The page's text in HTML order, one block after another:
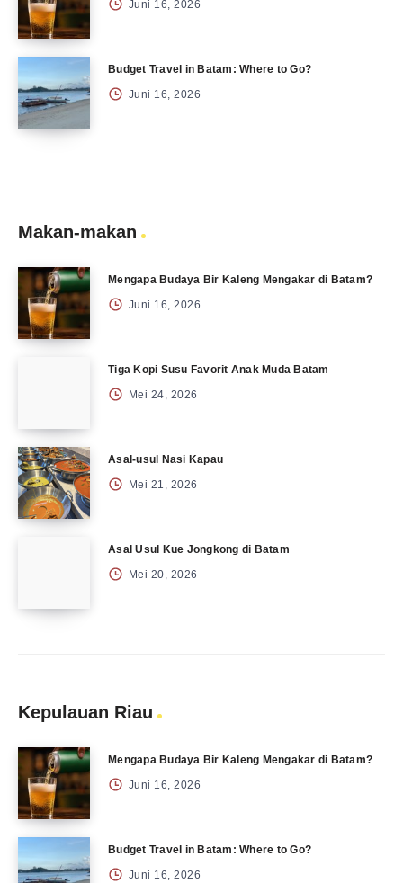
Juni 16, 2026
Budget Travel in Batam: Where to Go?
Juni 16, 2026
Makan-makan
Mengapa Budaya Bir Kaleng Mengakar di Batam?
Juni 16, 2026
Tiga Kopi Susu Favorit Anak Muda Batam
Mei 24, 2026
Asal-usul Nasi Kapau
Mei 21, 2026
Asal Usul Kue Jongkong di Batam
Mei 20, 2026
Kepulauan Riau
Mengapa Budaya Bir Kaleng Mengakar di Batam?
Juni 16, 2026
Budget Travel in Batam: Where to Go?
Juni 16, 2026